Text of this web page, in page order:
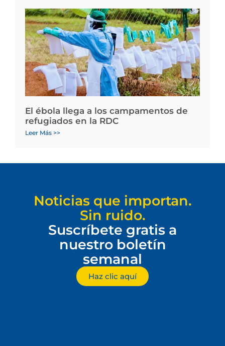
El ébola llega a los campamentos de
refugiados en la RDC
Leer Más >>
Noticias que importan.
Sin ruido.
Suscríbete gratis a
nuestro boletín
semanal
Haz clic aquí